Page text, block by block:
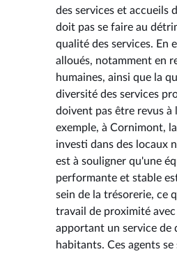
des services et accueils
doit pas se faire au
qualité des services. En
alloués, notamment en
humaines, ainsi que la
diversité des services
doivent pas être revus à
exemple, à Cornimont,
investi dans des locaux
est à souligner qu'une
performante et stable
sein de la trésorerie, ce
travail de proximité
apportant un service de
habitants. Ces agents